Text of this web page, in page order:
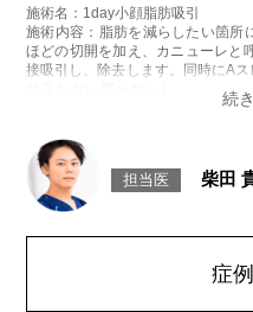
施術名：1day小顔脂肪吸引
施術内容：脂肪を減らしたい箇所
ほどの切開を加え、カニューレと
接吸引し、除去します。同時にA
目立たない部分から皮下へ挿入
リスク、副作用：赤み、熱感、痛
感などが術後一時的に生じること
染症、左右差、施術箇所の知覚
着、脂肪塞栓、皮膚のよれ、繊維
顔の脂肪吸引箇所の追加 1ヶ所ご
オプション：笑気麻酔 3,300円(税
担当医 柴田
症